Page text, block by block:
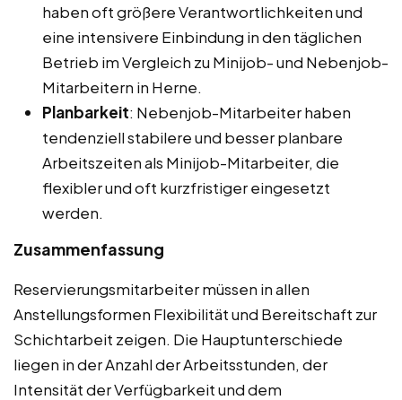
haben oft größere Verantwortlichkeiten und
eine intensivere Einbindung in den täglichen
Betrieb im Vergleich zu Minijob- und Nebenjob-
Mitarbeitern in Herne.
Planbarkeit: Nebenjob-Mitarbeiter haben
tendenziell stabilere und besser planbare
Arbeitszeiten als Minijob-Mitarbeiter, die
flexibler und oft kurzfristiger eingesetzt
werden.
Zusammenfassung
Reservierungsmitarbeiter müssen in allen
Anstellungsformen Flexibilität und Bereitschaft zur
Schichtarbeit zeigen. Die Hauptunterschiede
liegen in der Anzahl der Arbeitsstunden, der
Intensität der Verfügbarkeit und dem